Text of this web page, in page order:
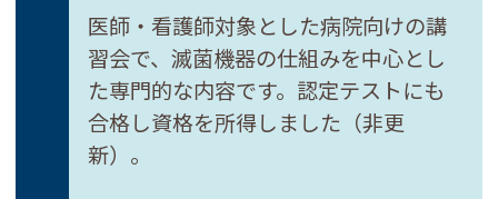
医師・看護師対象とした病院向けの講
習会で、滅菌機器の仕組みを中心とし
た専門的な内容です。認定テストにも
合格し資格を所得しました（非更
新）。